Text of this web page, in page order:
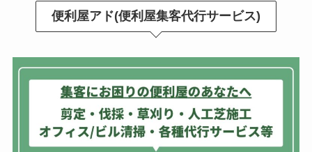
便利屋アド(便利屋集客代行サービス)